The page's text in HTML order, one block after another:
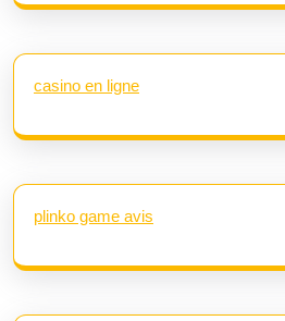
casino en ligne
plinko game avis